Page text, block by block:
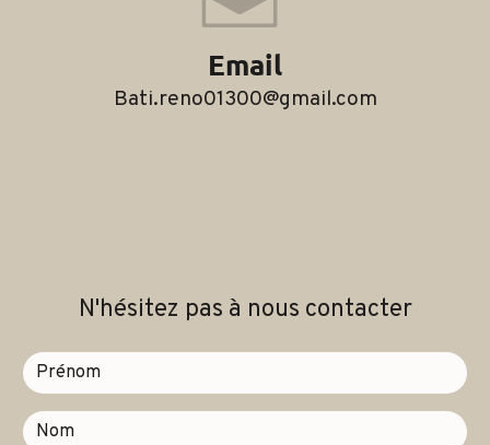
Email
bati.reno01300@gmail.com
N'hésitez pas à nous contacter